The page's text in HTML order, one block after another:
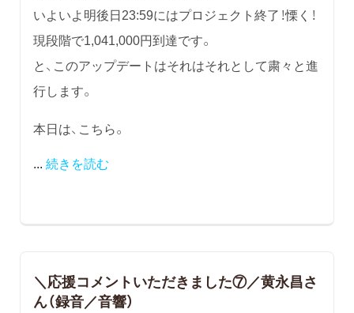
いよいよ明後日23:59にはプロジェクト終了！慄く！
現段階で1,041,000円到達です。
と、このアップデートはそれはそれとして粛々と進
行します。
本日は、こちら。
... 続きを読む
＼応援コメントいただきました⑦／黄永昌さ
ん（録音／音響）